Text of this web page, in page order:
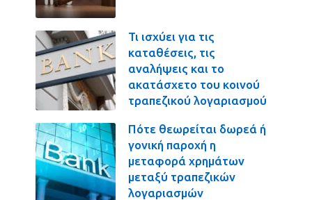
Τι ισχύει για τις
καταθέσεις, τις
αναλήψεις και το
ακατάσχετο του κοινού
τραπεζικού λογαριασμού
Πότε θεωρείται δωρεά ή
γονική παροχή η
μεταφορά χρημάτων
μεταξύ τραπεζικών
λογαριασμών